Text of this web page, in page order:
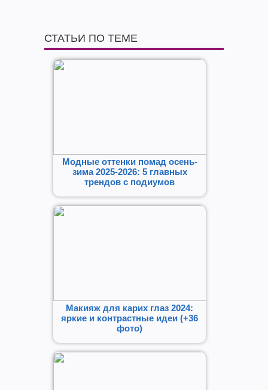
СТАТЬИ ПО ТЕМЕ
Модные оттенки помад осень-
зима 2025-2026: 5 главных
трендов с подиумов
Макияж для карих глаз 2024:
яркие и контрастные идеи (+36
фото)